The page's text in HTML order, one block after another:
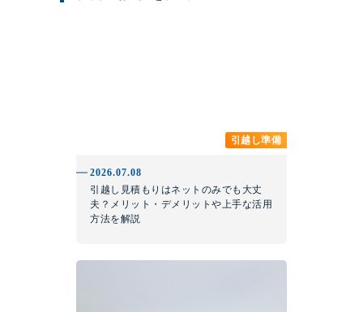
2026.07.08
引越し見積もりはネットのみでも大丈
夫？メリット・デメリットや上手な活用
方法を解説
引越し準備